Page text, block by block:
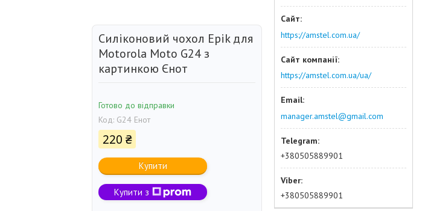
Силіконовий чохол Epik для
Motorola Moto G24 з
картинкою Єнот
Готово до відправки
Код: G24 Енот
220 ₴
Купити
Купити з
https://amstel.com.ua/
https://amstel.com.ua/ua/
manager.amstel@gmail.com
+380505889901
+380505889901